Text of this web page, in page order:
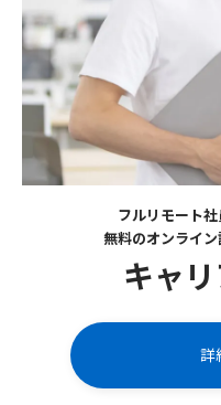
フルリモート
無料のオンライ
キャ
詳